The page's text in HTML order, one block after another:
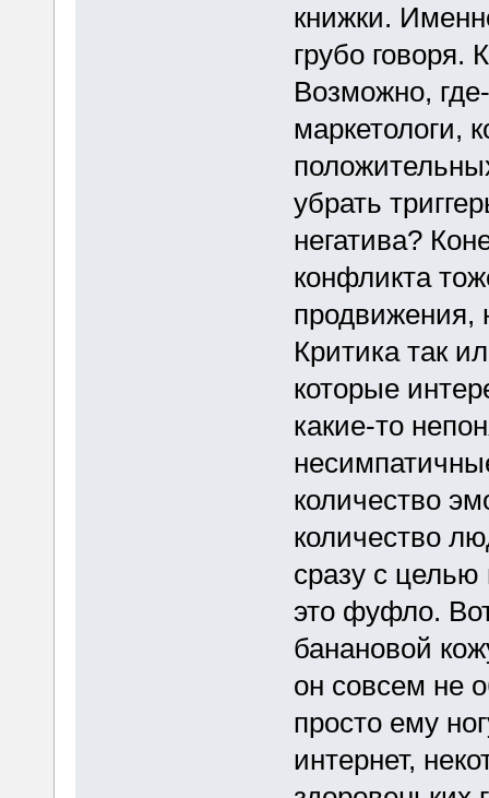
книжки.
грубо говоря.
Возможно,
маркетологи,
убрать
негатива?
конфликта
продвижения,
Критика так
которые
какие-то
количество
количество
сразу с целью
это фуфло.
банановой
он совсем не
просто ему
интернет,